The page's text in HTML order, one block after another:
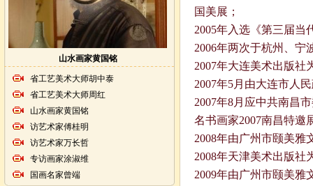
山水画家黄国铭
省工艺美术大师胡中泰
省工艺美术大师周红
山水画家黄国铭
访艺术家傅桂明
访艺术家万长哲
专访画家涂淑维
国画名家曾端
国美展；
2005年入选《第三届当
2006年两次于杭州、宁
2007年大连美术出版社
2007年5月由大连市人
2007年8月应中共南昌
名书画家2007南昌特邀
2008年由广州市颐美雅
2008年天津美术出版社
2009年由广州市颐美雅